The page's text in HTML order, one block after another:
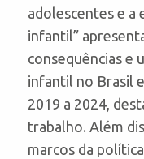
adolescentes e a
infantil”
consequências e
infantil no Brasil
2019 a 2024,
trabalho. Além
marcos da